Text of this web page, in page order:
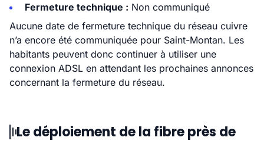
Fermeture technique : Non communiqué
Aucune date de fermeture technique du réseau cuivre
n’a encore été communiquée pour Saint-Montan. Les
habitants peuvent donc continuer à utiliser une
connexion ADSL en attendant les prochaines annonces
concernant la fermeture du réseau.
Le déploiement de la fibre près de